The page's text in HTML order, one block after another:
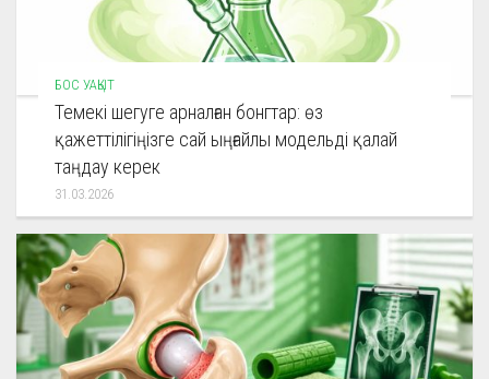
БОС УАҚЫТ
Темекі шегуге арналған бонгтар: өз
қажеттілігіңізге сай ыңғайлы модельді қалай
таңдау керек
31.03.2026